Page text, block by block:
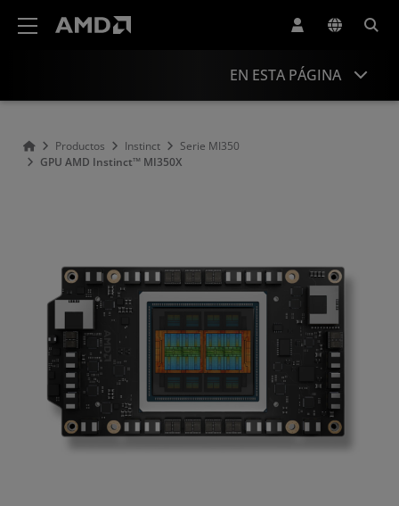
EN ESTA PÁGINA
Productos Instinct
Serie MI350
GPU AMD Instinct™ MI350X